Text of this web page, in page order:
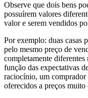
Observe que dois bens
possuírem valores
valor e serem vendidos
Por exemplo: duas casas
pelo mesmo preço de
completamente
função das expectativas
raciocínio, um
oferecidos a preços muito